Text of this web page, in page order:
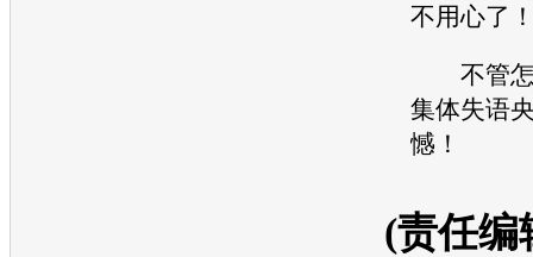
不用心了
不管怎
集体失语
憾！
(责任编